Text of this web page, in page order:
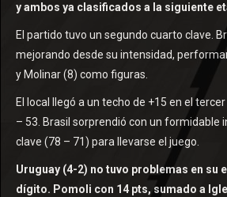
y ambos ya clasificados a la siguiente
El partido tuvo un segundo cuarto clave.
mejorando desde su intensidad,
y Molinar (8) como figuras.
El local llegó a un techo de +15 en el
– 53. Brasil sorprendió con un formidable
clave (78 – 71) para llevarse el juego.
Uruguay (4-2) no tuvo problemas en su
dígito. Pomoli con 14 pts, sumado a